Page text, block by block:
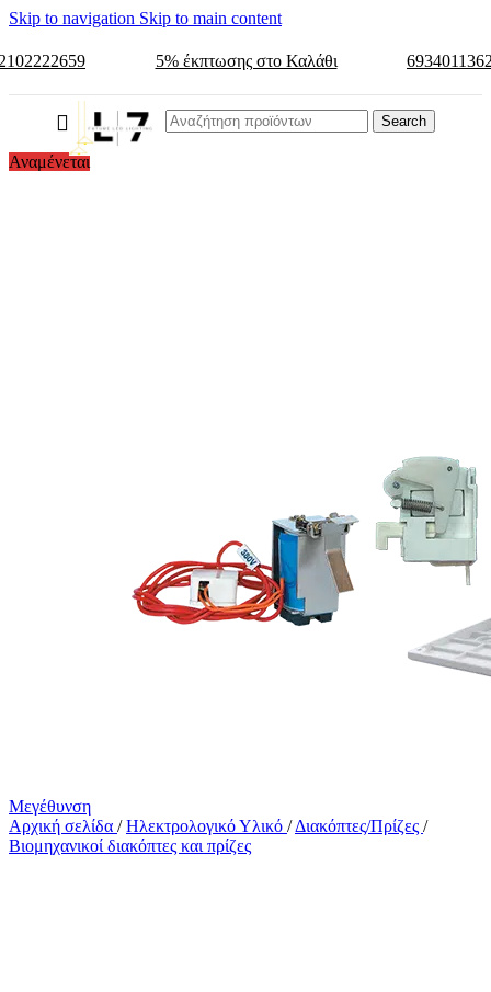
Skip to navigation Skip to main content
5% έκπτωσης στο Καλάθι
Search
Αναμένεται
Μεγέθυνση
Αρχική σελίδα / Ηλεκτρολογικό Υλικό / Διακόπτες/Πρίζες /
Βιομηχανικοί διακόπτες και πρίζες